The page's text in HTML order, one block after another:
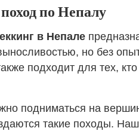
по Непалу
в Непале
но без
подходит для тех,
подниматься на
такие походы.